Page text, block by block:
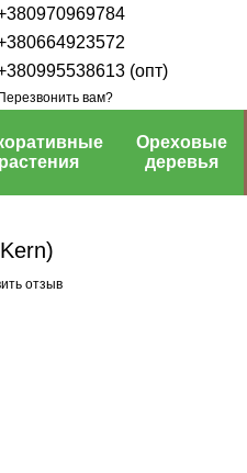
(опт)
вам?
растения
Ореховые
деревья
отзыв